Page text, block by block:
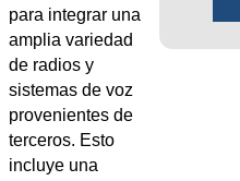
para integrar una
amplia variedad
de radios y
sistemas de voz
provenientes de
terceros. Esto
incluye una